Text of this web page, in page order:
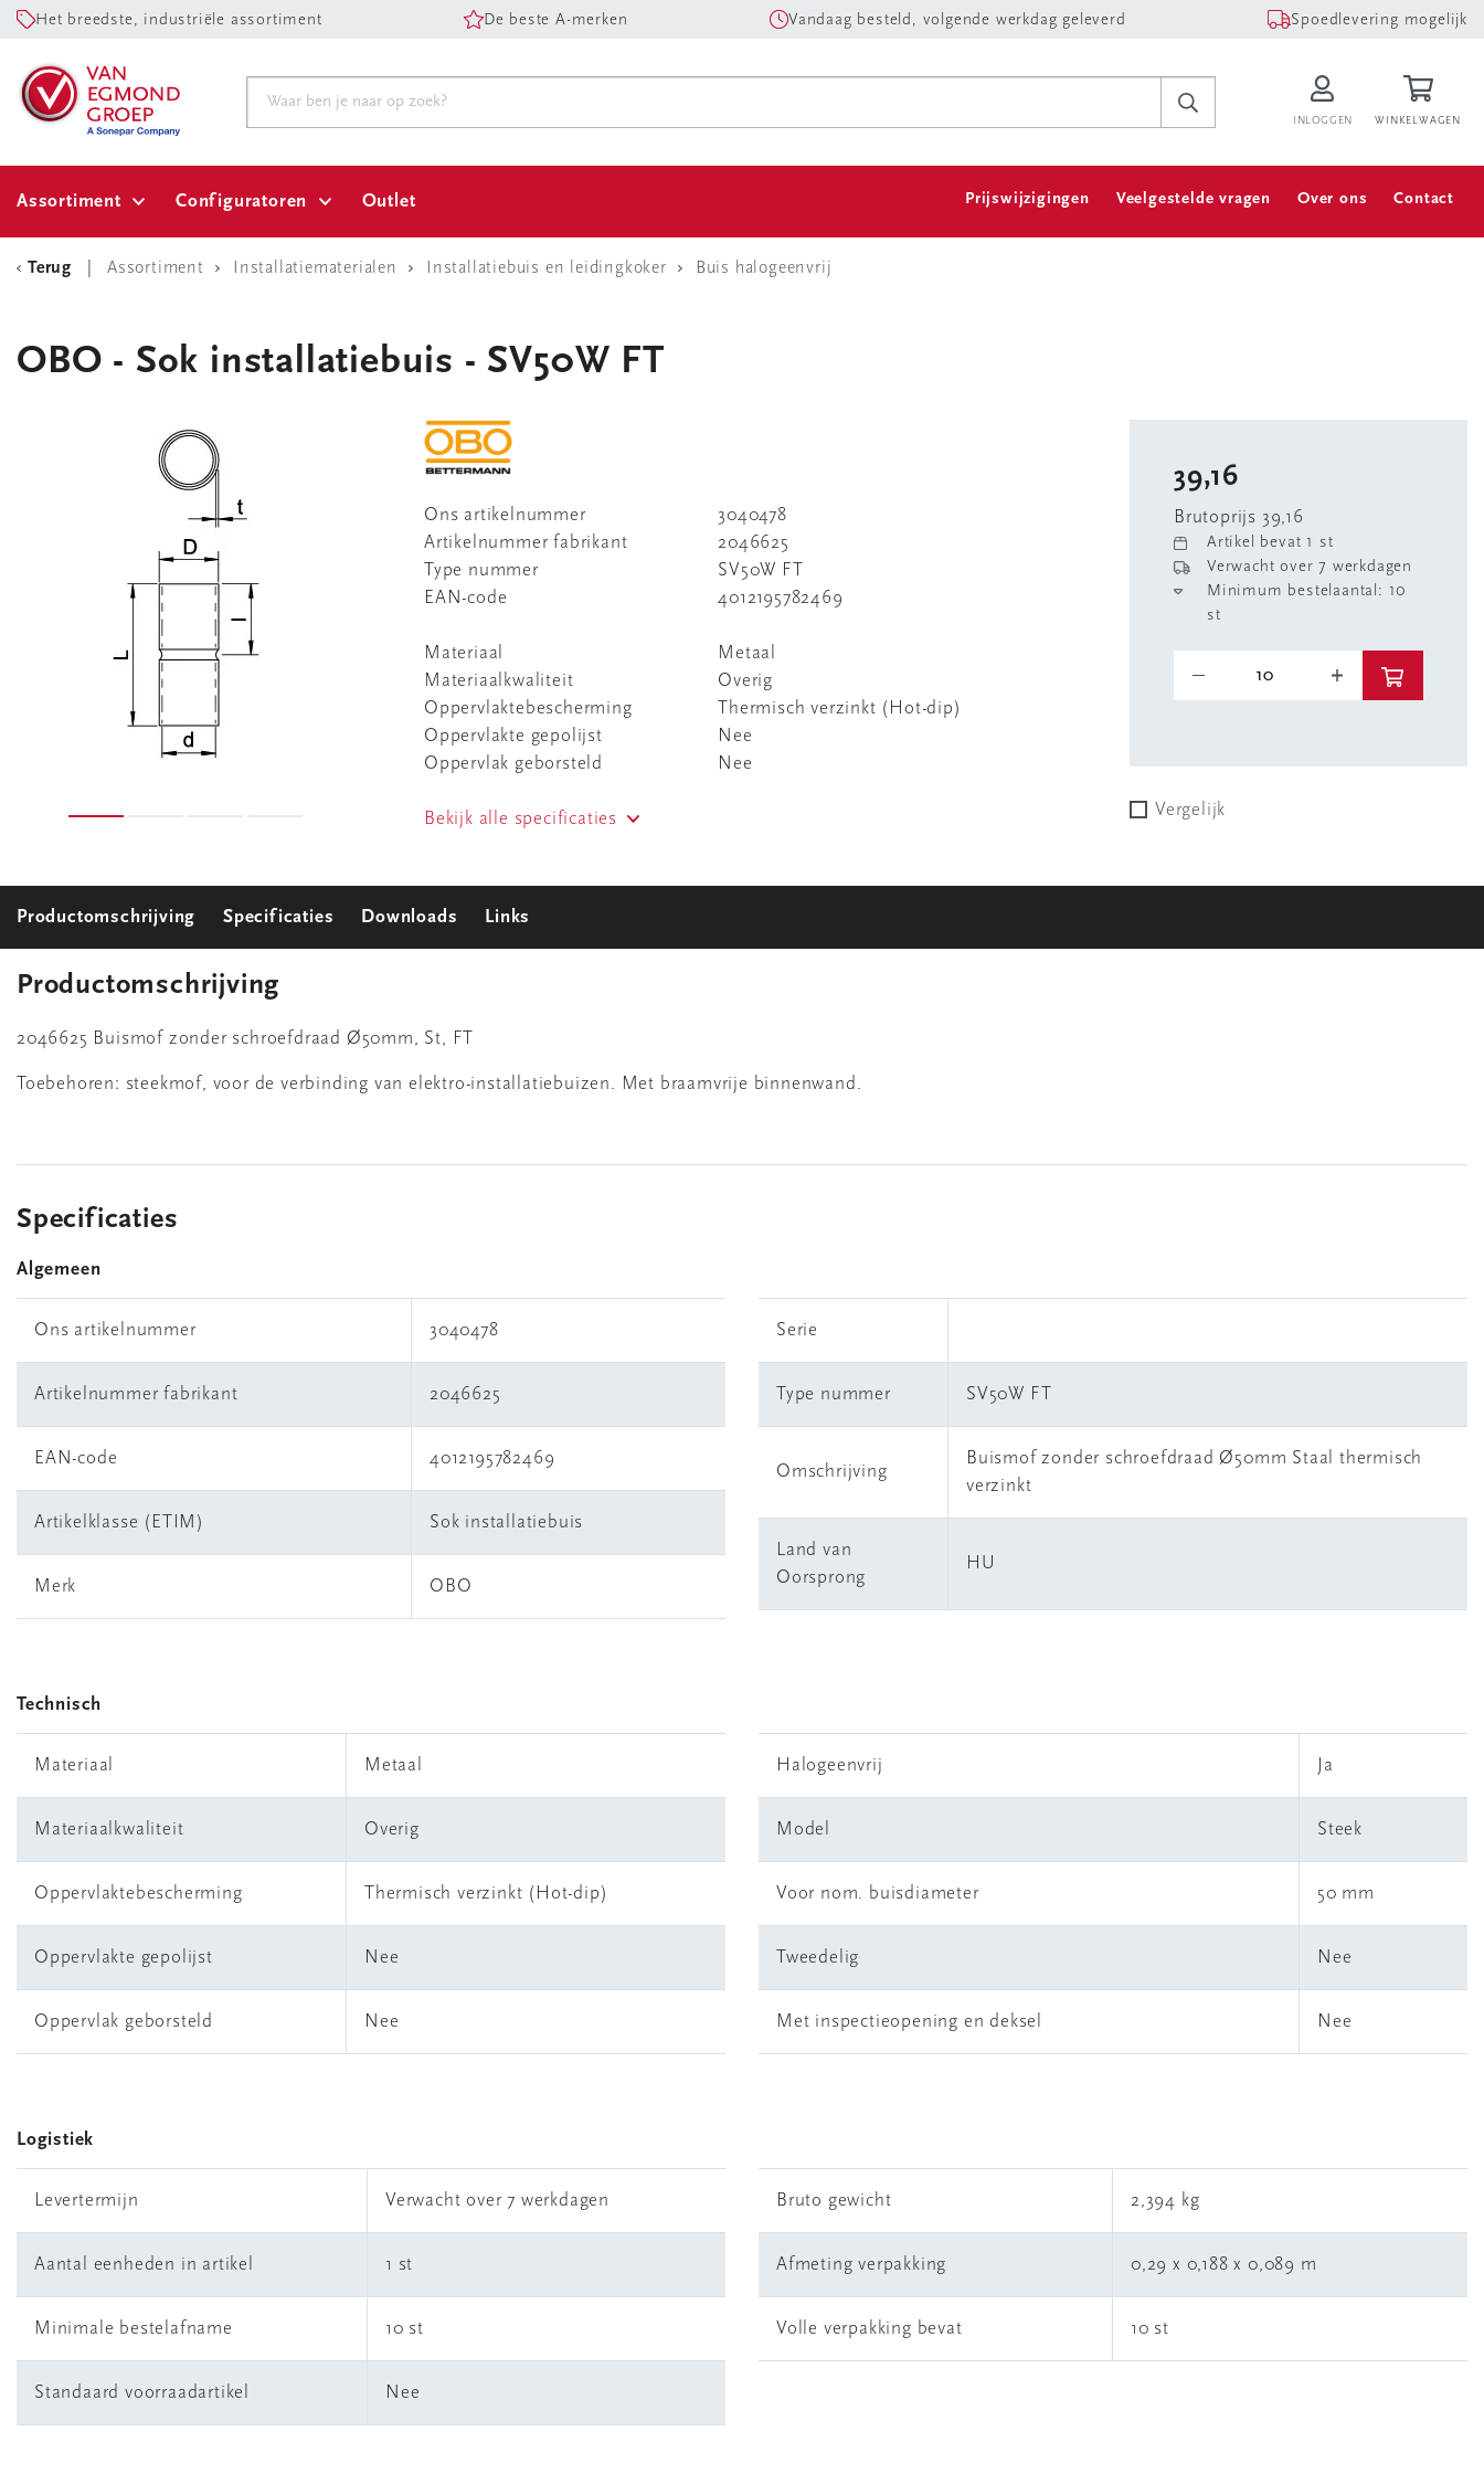
Het breedste, industriële assortiment De beste A-merken Vandaag besteld, volgende werkdag geleverd Spoedlevering mogelijk
INLOGGEN WINKELWAGEN
Assortiment Configuratoren Outlet Prijswijzigingen Veelgestelde vragen Over ons Contact
Terug Assortiment Installatiematerialen Installatiebuis en leidingkoker Buis halogeenvrij
OBO - Sok installatiebuis - SV50W FT
Ons artikelnummer
3040478
Artikelnummer fabrikant
2046625
Type nummer
SV50W FT
EAN-code
4012195782469
Materiaal
Metaal
Materiaalkwaliteit
Overig
Oppervlaktebescherming
Thermisch verzinkt (Hot-dip)
Oppervlakte gepolijst
Nee
Oppervlak geborsteld
Nee
Bekijk alle specificaties
39,16
Brutoprijs 39,16
Artikel bevat 1 st
Verwacht over 7 werkdagen
Minimum bestelaantal: 10
st
Vergelijk
Productomschrijving Specificaties Downloads Links
Productomschrijving
2046625 Buismof zonder schroefdraad Ø50mm, St, FT
Toebehoren: steekmof, voor de verbinding van elektro-installatiebuizen. Met braamvrije binnenwand.
Specificaties
Algemeen
Ons artikelnummer 3040478
Artikelnummer fabrikant 2046625
EAN-code 4012195782469
Artikelklasse (ETIM) Sok installatiebuis
Merk OBO
Serie
Type nummer SV50W FT
Omschrijving
Buismof zonder schroefdraad Ø50mm Staal thermisch
verzinkt
Land van
Oorsprong
HU
Technisch
Materiaal Metaal
Materiaalkwaliteit Overig
Oppervlaktebescherming Thermisch verzinkt (Hot-dip)
Oppervlakte gepolijst Nee
Oppervlak geborsteld Nee
Halogeenvrij Ja
Model Steek
Voor nom. buisdiameter 50 mm
Tweedelig Nee
Met inspectieopening en deksel Nee
Logistiek
Levertermijn Verwacht over 7 werkdagen
Aantal eenheden in artikel 1 st
Minimale bestelafname 10 st
Standaard voorraadartikel Nee
Bruto gewicht 2,394 kg
Afmeting verpakking 0,29 x 0,188 x 0,089 m
Volle verpakking bevat 10 st